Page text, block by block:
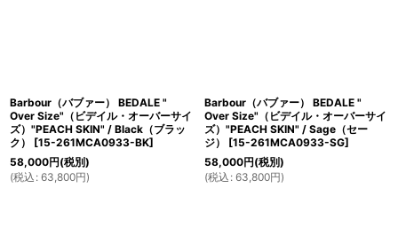
Barbour（バブァー） BEDALE "
Over Size"（ビデイル・オーバーサイ
ズ）"PEACH SKIN" / Black（ブラッ
ク）
[15-261MCA0933-BK]
58,000円(税別)
(税込 : 63,800円)
Barbour（バブァー） BEDALE "
Over Size"（ビデイル・オーバーサイ
ズ）"PEACH SKIN" / Sage（セー
ジ）
[15-261MCA0933-SG]
58,000円(税別)
(税込 : 63,800円)